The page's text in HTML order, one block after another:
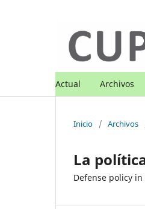
Actual Archivos
Inicio / Archivos
La
Defense policy